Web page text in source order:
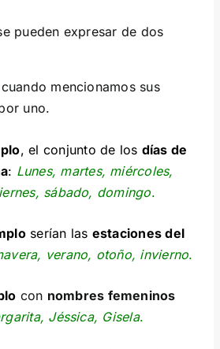
pueden expresar de dos
mencionamos sus
uno.
, el conjunto de los días de
: Lunes, martes, miércoles,
sábado, domingo.
serían las estaciones del
verano, otoño, invierno.
con nombres femeninos
Jéssica, Gisela.